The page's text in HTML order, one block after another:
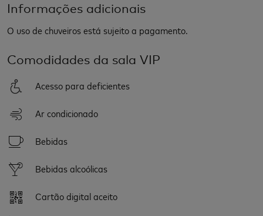
Informações adicionais
O uso de chuveiros está sujeito a pagamento.
Comodidades da sala VIP
Acesso para deficientes
Ar condicionado
Bebidas
Bebidas alcoólicas
Cartão digital aceito